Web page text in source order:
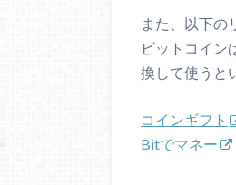
また、以下の
ビットコイン
換して使うと
コインギフト
Bitでマネー